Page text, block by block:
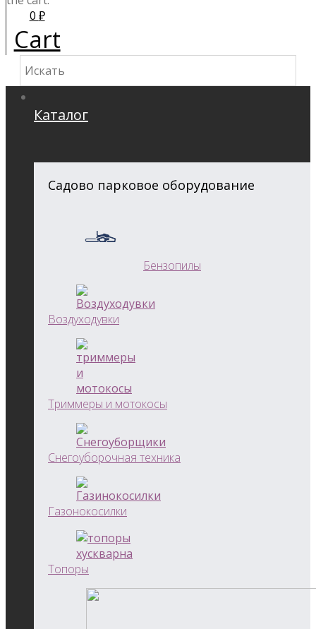
0 ₽
Cart
Каталог
Садово парковое оборудование
Бензопилы
Воздуходувки
Триммеры и мотокосы
Снегоуборочная техника
Газонокосилки
Топоры